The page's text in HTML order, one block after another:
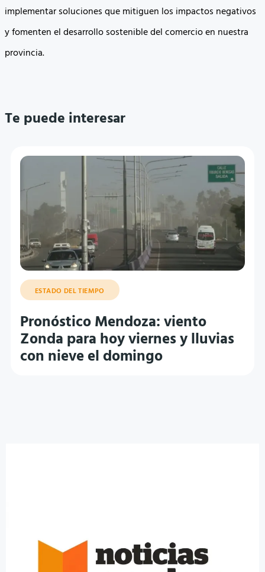
implementar soluciones que mitiguen los impactos negativos
y fomenten el desarrollo sostenible del comercio en nuestra
provincia.
Te puede interesar
ESTADO DEL TIEMPO
Pronóstico Mendoza: viento
Zonda para hoy viernes y lluvias
con nieve el domingo